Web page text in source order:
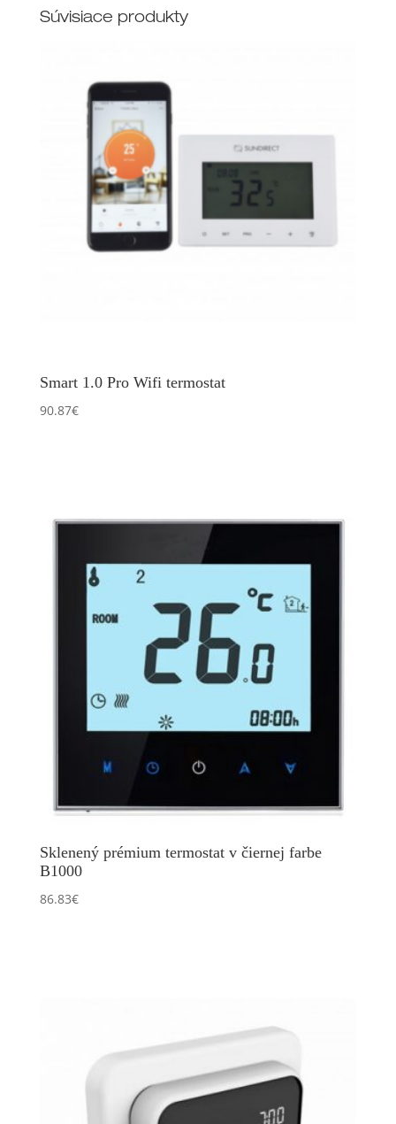
Súvisiace produkty
Smart 1.0 Pro Wifi termostat
90.87€
Sklenený prémium termostat v čiernej farbe
B1000
86.83€